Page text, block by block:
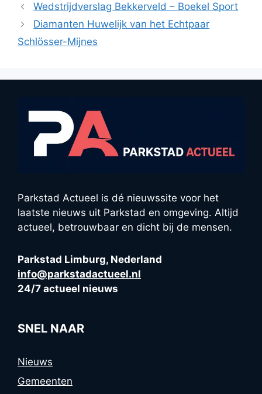
Wedstrijdverslag Bekkerveld – Boekel Sport
Diamanten Huwelijk van het Echtpaar
Schlösser-Mijnes
Parkstad Actueel is dé nieuwssite voor het
laatste nieuws uit Parkstad en omgeving. Altijd
actueel, betrouwbaar en dicht bij de mensen.
Parkstad Limburg, Nederland
info@parkstadactueel.nl
24/7 actueel nieuws
SNEL NAAR
Nieuws
Gemeenten